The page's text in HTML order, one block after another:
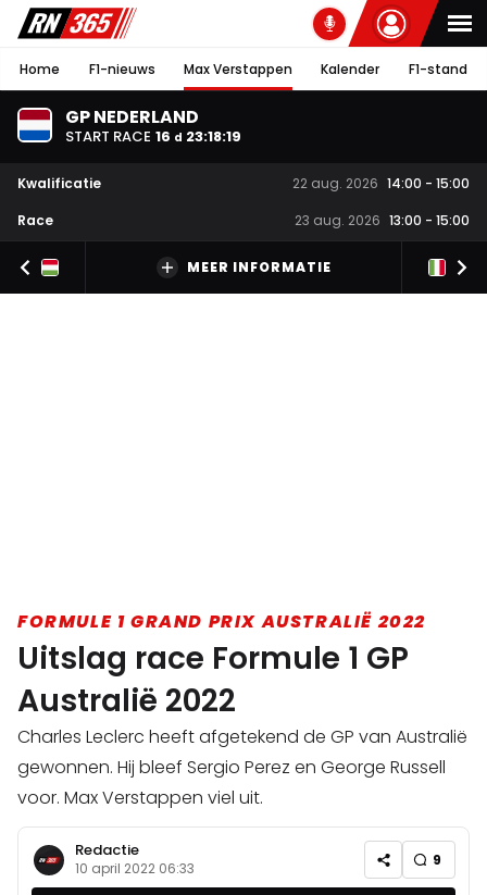
Home F1-nieuws Max Verstappen Kalender F1-stand
GP NEDERLAND
START RACE 16 d 23:18:19
Kwalificatie 22 aug. 2026 14:00 - 15:00
Race
23 aug. 2026 13:00 - 15:00
MEER INFORMATIE
FORMULE 1 GRAND PRIX AUSTRALIË 2022
Uitslag race Formule 1 GP
Australië 2022
Charles Leclerc heeft afgetekend de GP van Australië
gewonnen. Hij bleef Sergio Perez en George Russell
voor. Max Verstappen viel uit.
Redactie
10 april 2022 06:33 9